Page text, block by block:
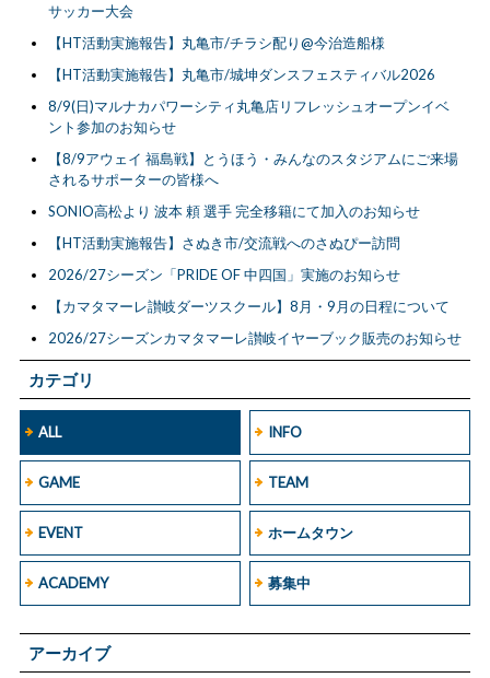
カテゴリ
ALL INFO
GAME TEAM
EVENT ホームタウン
ACADEMY 募集中
アーカイブ
サッカー大会
【HT活動実施報告】丸亀市/チラシ配り@今治造船様
【HT活動実施報告】丸亀市/城坤ダンスフェスティバル2026
8/9(日)マルナカパワーシティ丸亀店リフレッシュオープンイベ
ント参加のお知らせ
【8/9アウェイ 福島戦】とうほう・みんなのスタジアムにご来場
されるサポーターの皆様へ
SONIO高松より 波本 頼 選手 完全移籍にて加入のお知らせ
【HT活動実施報告】さぬき市/交流戦へのさぬぴー訪問
2026/27シーズン「PRIDE OF 中四国」実施のお知らせ
【カマタマーレ讃岐ダーツスクール】8月・9月の日程について
2026/27シーズンカマタマーレ讃岐イヤーブック販売のお知らせ